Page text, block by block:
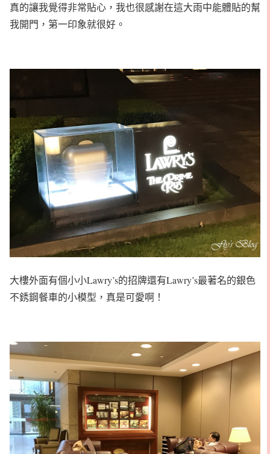
真的讓我覺得非常貼心，我也很感謝在這大雨中能體貼的幫
我開門，第一印象就很好。
大樓外面有個小小Lawry’s的招牌還有Lawry’s最著名的銀色
不銹鋼餐車的小模型，真是可愛啊！